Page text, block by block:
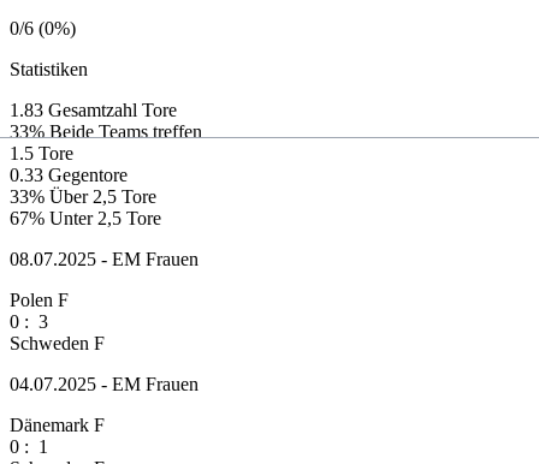
0/6 (0%)
Statistiken
1.83 Gesamtzahl Tore
33% Beide Teams treffen
1.5 Tore
0.33 Gegentore
33% Über 2,5 Tore
67% Unter 2,5 Tore
08.07.2025 - EM Frauen
Polen F
0 : 3
Schweden F
04.07.2025 - EM Frauen
Dänemark F
0 : 1